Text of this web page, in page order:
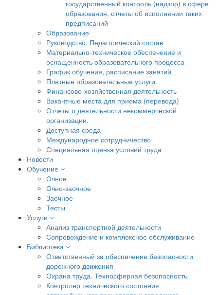
государственный контроль (надзор) в сфере
образования, отчеты об исполнении таких
предписаний
Образование
Руководство. Педагогический состав
Материально-техническое обеспечение и
оснащенность образовательного процесса
График обучения, расписание занятий
Платные образовательные услуги
Финансово-хозяйственная деятельность
Вакантные места для приема (перевода)
Отчеты о деятельности некоммерческой
организации.
Доступная среда
Международное сотрудничество
Специальная оценка условий труда
Новости
Обучение
Очное
Очно-заочное
Заочное
Тесты
Услуги
Анализ транспортной деятельности
Сопровождение и комплексное обслуживание
Библиотека
Ответственный за обеспечение безопасности
дорожного движения
Охрана труда. Техносферная безопасность
Контролер технического состояния